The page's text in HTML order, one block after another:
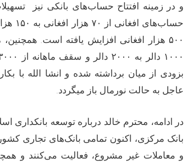
و در زمینه افتتاح حساب‌های بانکی نیز
حساب‌های افغانی از
۷۰ هزار افغانی به ۱۵۰
۵۰۰ هزار افغانی افزایش یافته است.
۱۰۰۰ دالر به ۲۰۰۰ دالر و سقف ماهانه از
بزودی از میان برداشته شده و انشا الله با
عاجل به حالت نورمال باز میگردد.
در ادامه، محترم خالد درباره توسعه
بانک مرکزی، اکنون تمامی بانک‌های تجاری
و معاملات غیر مشروع، فعالیت می‌کنند و